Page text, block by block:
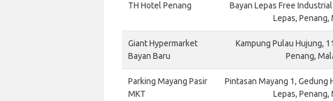
TH Hotel Penang
Bayan Lepas Free
Lepas, Penang,
Giant Hypermarket
Bayan Baru
Kampung Pulau Hujung,
Penang,
Parking Mayang Pasir
MKT
Pintasan Mayang 1, Gedung
Lepas, Penang,